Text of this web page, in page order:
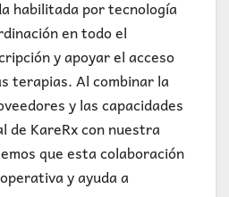
habilitada por tecnología
en todo el
y apoyar el acceso
terapias. Al combinar la
y las capacidades
de KareRx con nuestra
que esta colaboración
y ayuda a